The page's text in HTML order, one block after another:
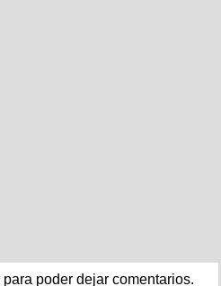
poder dejar comentarios.